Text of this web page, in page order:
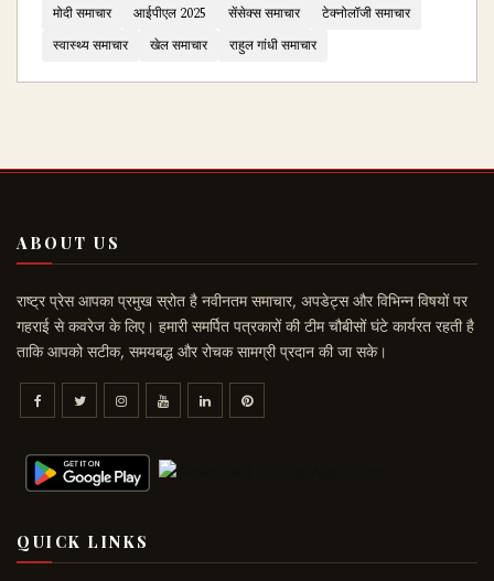
मोदी समाचार आईपीएल 2025 सेंसेक्स समाचार
टेक्नोलॉजी समाचार
स्वास्थ्य समाचार
खेल समाचार राहुल गांधी समाचार
ABOUT US
राष्ट्र प्रेस आपका प्रमुख स्रोत है नवीनतम समाचार, अपडेट्स और विभिन्न विषयों पर
गहराई से कवरेज के लिए। हमारी समर्पित पत्रकारों की टीम चौबीसों घंटे कार्यरत रहती है
ताकि आपको सटीक, समयबद्ध और रोचक सामग्री प्रदान की जा सके।
QUICK LINKS